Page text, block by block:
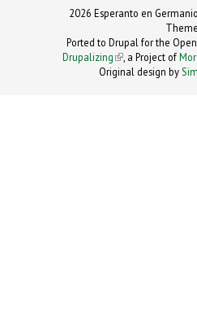
2026 Esperanto en
Theme
Ported to Drupal for the
Drupalizing(link is external)
, a Project of
Original design by